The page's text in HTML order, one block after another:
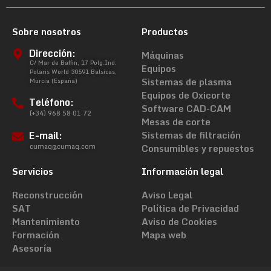
Sobre nosotros
Dirección:
C/ Mar de Baffin, 17 Polg.Ind.
Polaris World 30591 Balsicas,
Murcia (España)
Teléfono:
(+34) 968 58 01 72
E-mail:
cumaq@cumaq.com
Productos
Máquinas
Equipos
Sistemas de plasma
Equipos de Oxicorte
Software CAD-CAM
Mesas de corte
Sistemas de filtración
Consumibles y repuestos
Servicios
Reconstrucción
SAT
Mantenimiento
Formación
Asesoría
Información legal
Aviso Legal
Política de Privacidad
Aviso de Cookies
Mapa web